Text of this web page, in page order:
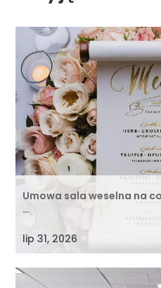
Umowa sala weselna na
…
lip 31, 2026